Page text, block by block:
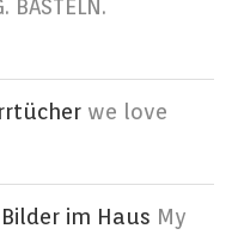
BASTELN.
we love
im Haus My